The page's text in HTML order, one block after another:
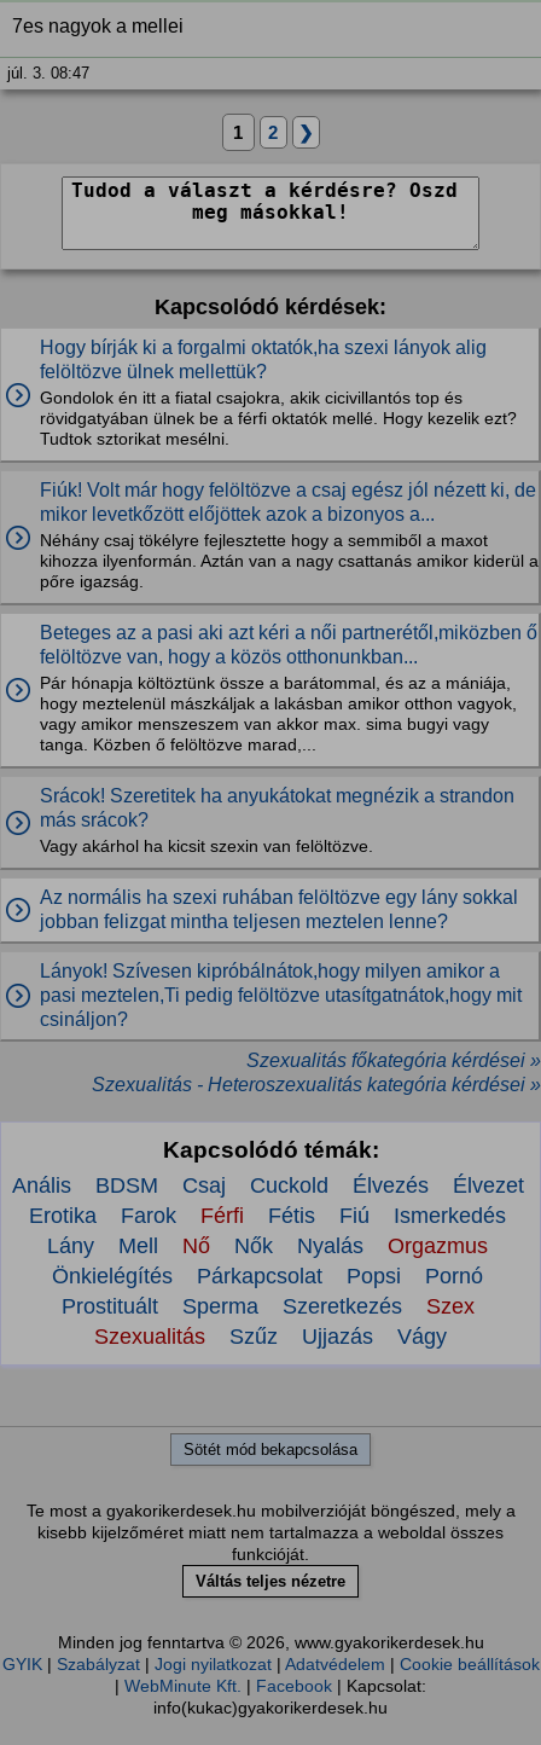
7es nagyok a mellei
júl. 3. 08:47
1 2 ❯
Kapcsolódó kérdések:
Hogy bírják ki a forgalmi oktatók,ha szexi lányok alig
felöltözve ülnek mellettük?
Gondolok én itt a fiatal csajokra, akik cicivillantós top és
rövidgatyában ülnek be a férfi oktatók mellé. Hogy kezelik ezt?
Tudtok sztorikat mesélni.
Fiúk! Volt már hogy felöltözve a csaj egész jól nézett ki, de
mikor levetkőzött előjöttek azok a bizonyos a...
Néhány csaj tökélyre fejlesztette hogy a semmiből a maxot
kihozza ilyenformán. Aztán van a nagy csattanás amikor kiderül a
pőre igazság.
Beteges az a pasi aki azt kéri a női partnerétől,miközben ő
felöltözve van, hogy a közös otthonunkban...
Pár hónapja költöztünk össze a barátommal, és az a mániája,
hogy meztelenül mászkáljak a lakásban amikor otthon vagyok,
vagy amikor menszeszem van akkor max. sima bugyi vagy
tanga. Közben ő felöltözve marad,...
Srácok! Szeretitek ha anyukátokat megnézik a strandon
más srácok?
Vagy akárhol ha kicsit szexin van felöltözve.
Az normális ha szexi ruhában felöltözve egy lány sokkal
jobban felizgat mintha teljesen meztelen lenne?
Lányok! Szívesen kipróbálnátok,hogy milyen amikor a
pasi meztelen,Ti pedig felöltözve utasítgatnátok,hogy mit
csináljon?
Szexualitás főkategória kérdései »
Szexualitás - Heteroszexualitás kategória kérdései »
Kapcsolódó témák:
Anális BDSM Csaj Cuckold Élvezés
Élvezet
Erotika
Farok Férfi Fétis Fiú
Ismerkedés
Lány
Mell Nő Nők Nyalás
Orgazmus
Önkielégítés
Párkapcsolat Popsi
Pornó
Prostituált
Sperma Szeretkezés
Szex
Szexualitás
Szűz Ujjazás Vágy
Sötét mód bekapcsolása
Te most a gyakorikerdesek.hu mobilverzióját böngészed, mely a
kisebb kijelzőméret miatt nem tartalmazza a weboldal összes
funkcióját.
Váltás teljes nézetre
Minden jog fenntartva © 2026, www.gyakorikerdesek.hu
GYIK| Szabályzat| Jogi nyilatkozat| Adatvédelem | Cookie beállítások
| WebMinute Kft. | Facebook | Kapcsolat:
info(kukac)gyakorikerdesek.hu